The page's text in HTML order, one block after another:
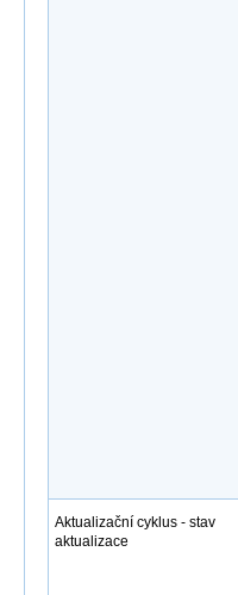
Aktualizační cyklus - stav
aktualizace